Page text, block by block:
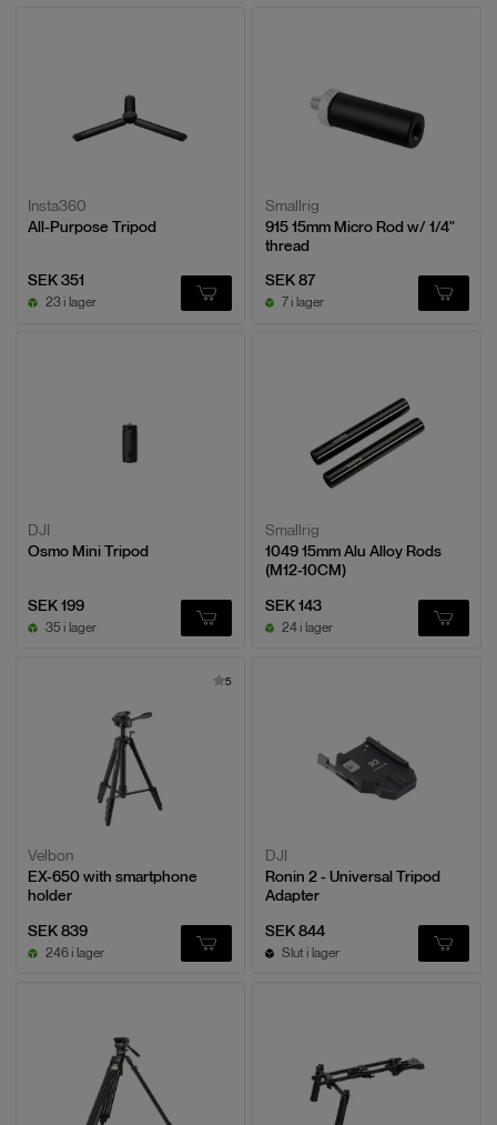
Insta360
All-Purpose Tripod
SEK 351
23 i lager
Smallrig
915 15mm Micro Rod w/ 1/4"
thread
SEK 87
7 i lager
DJI
Osmo Mini Tripod
SEK 199
35 i lager
Smallrig
1049 15mm Alu Alloy Rods
(M12-10CM)
SEK 143
24 i lager
5
Velbon
EX-650 with smartphone
holder
SEK 839
246 i lager
DJI
Ronin 2 - Universal Tripod
Adapter
SEK 844
Slut i lager